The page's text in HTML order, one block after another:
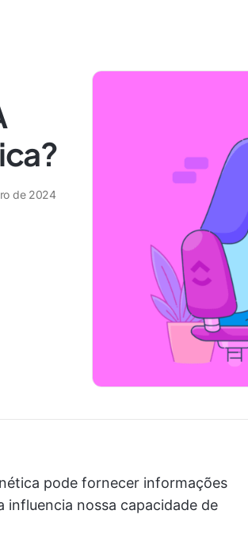
de 2024
pode fornecer informações
nossa capacidade de